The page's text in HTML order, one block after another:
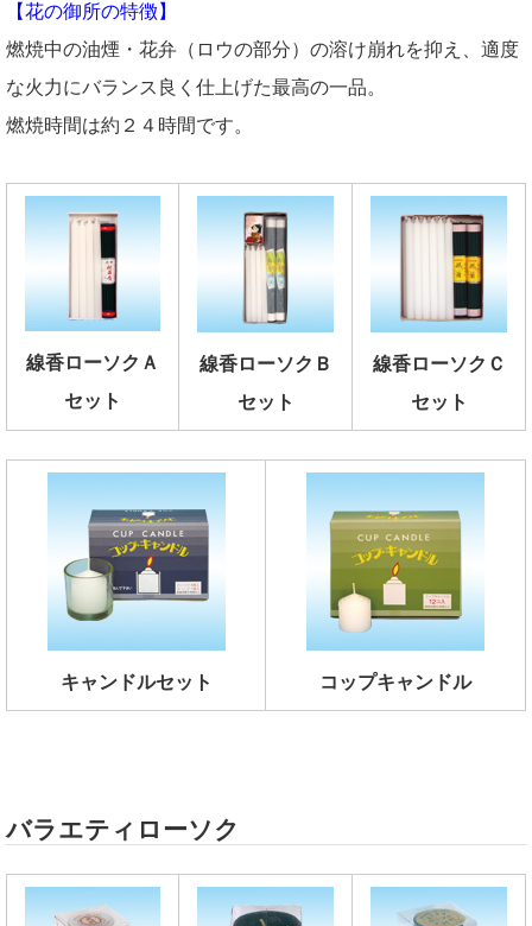
【花の御所の特徴】
燃焼中の油煙・花弁（ロウの部分）の溶け崩れを抑え、適度
な火力にバランス良く仕上げた最高の一品。
燃焼時間は約２４時間です。
線香ローソクＡ
セット
線香ローソクＢ
セット
線香ローソクＣ
セット
キャンドルセット コップキャンドル
バラエティローソク